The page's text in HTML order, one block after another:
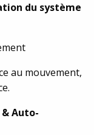
du système
au mouvement,
Auto-